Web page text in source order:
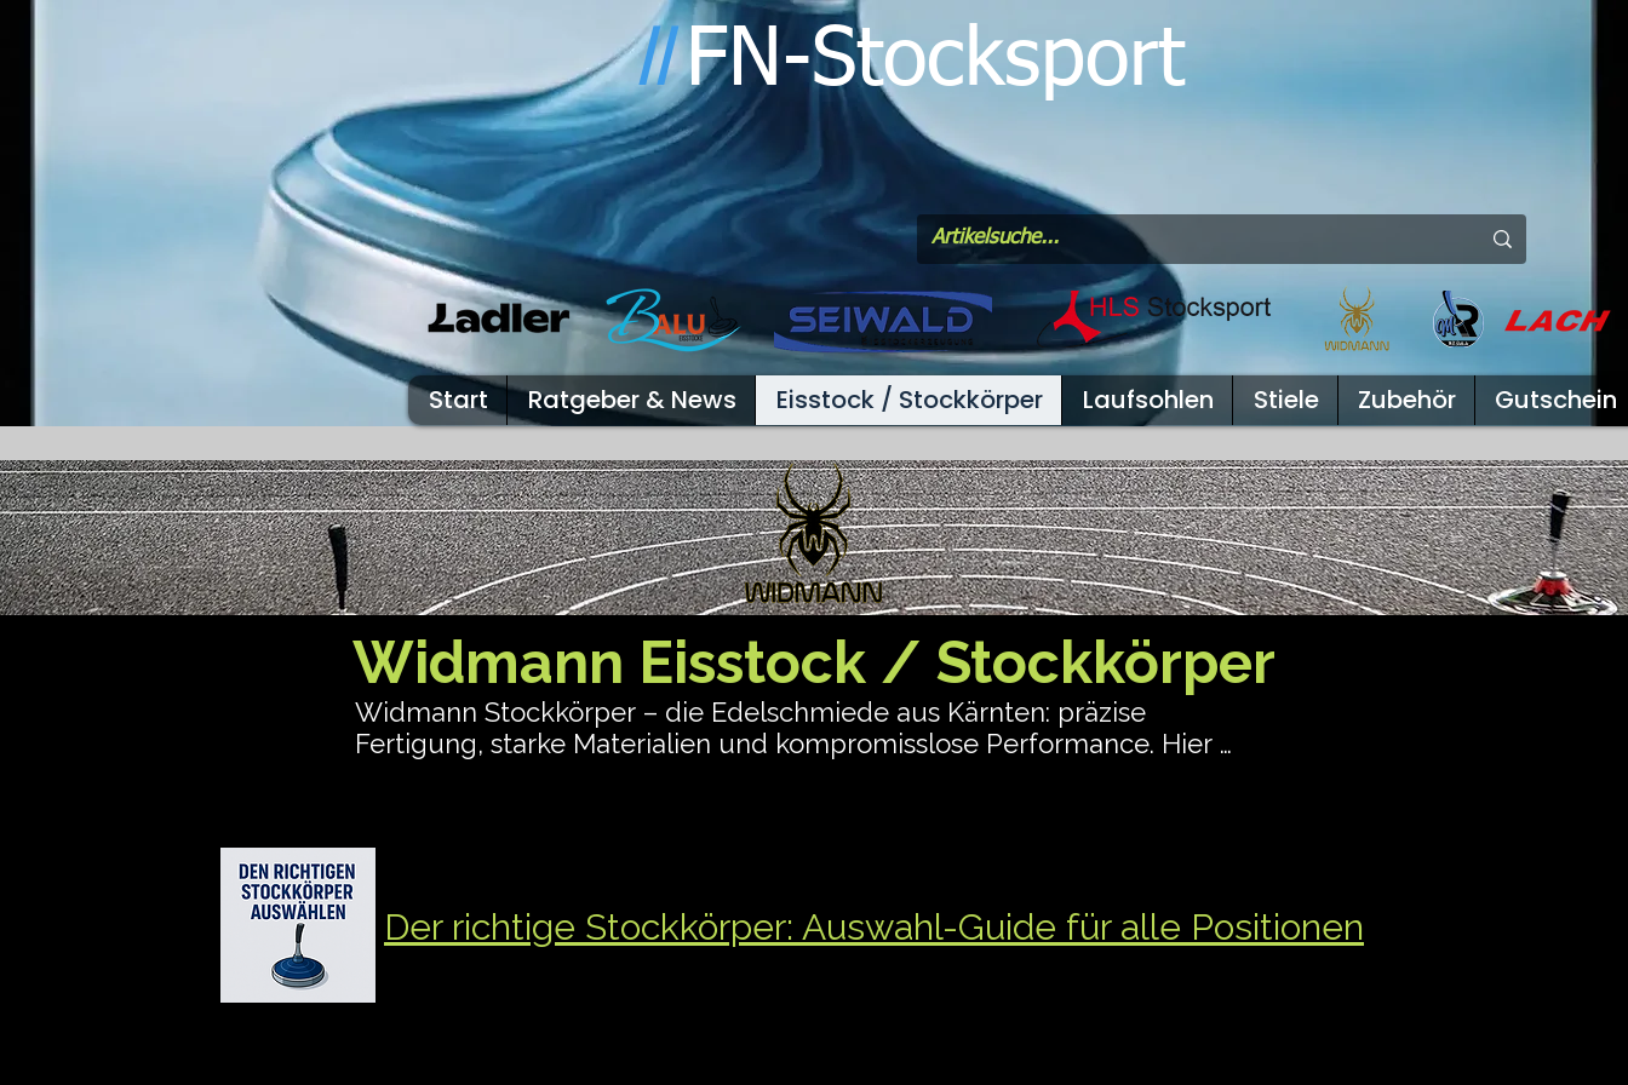
llFN-Stocksport
Start Ratgeber & News Eisstock / Stockkörper Laufsohlen Stiele Zubehör Gutschein
Widmann Eisstock / Stockkörper
Widmann Stockkörper – die Edelschmiede aus Kärnten: präzise
Fertigung, starke Materialien und kompromisslose Performance. Hier
Der richtige Stockkörper: Auswahl-Guide für alle Positionen